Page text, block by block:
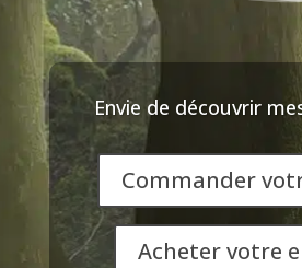
Envie de découvrir
Commander
Acheter votre